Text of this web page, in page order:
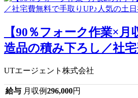
【90％フォーク作業×月
造品の積み下ろし／社
UTエージェント株式会社
給与 月収例296,000円